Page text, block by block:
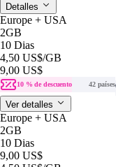
Detalles
Europe + USA
2GB
10 Dias
4,50 US$/GB
9,00 US$
10 % de descuento 42 países
Ver detalles
Europe + USA
2GB
10 Dias
9,00 US$